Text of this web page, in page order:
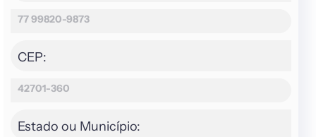
77 99820-9873
CEP:
42701-360
Estado ou Município: